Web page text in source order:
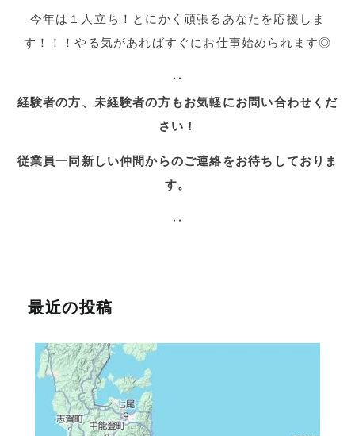
今年は１人立ち！とにかく頑張るあなたを応援しま
す！！！やる気があればすぐにお仕事始められます◎
‥
経験者の方、未経験者の方もお気軽にお問い合わせくだ
さい！
従業員一同新しい仲間からのご連絡をお待ちしておりま
す。
‥
最近の投稿